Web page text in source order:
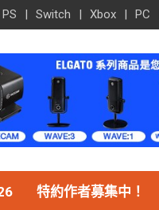
PS Switch Xbox PC
特約作者募集中！